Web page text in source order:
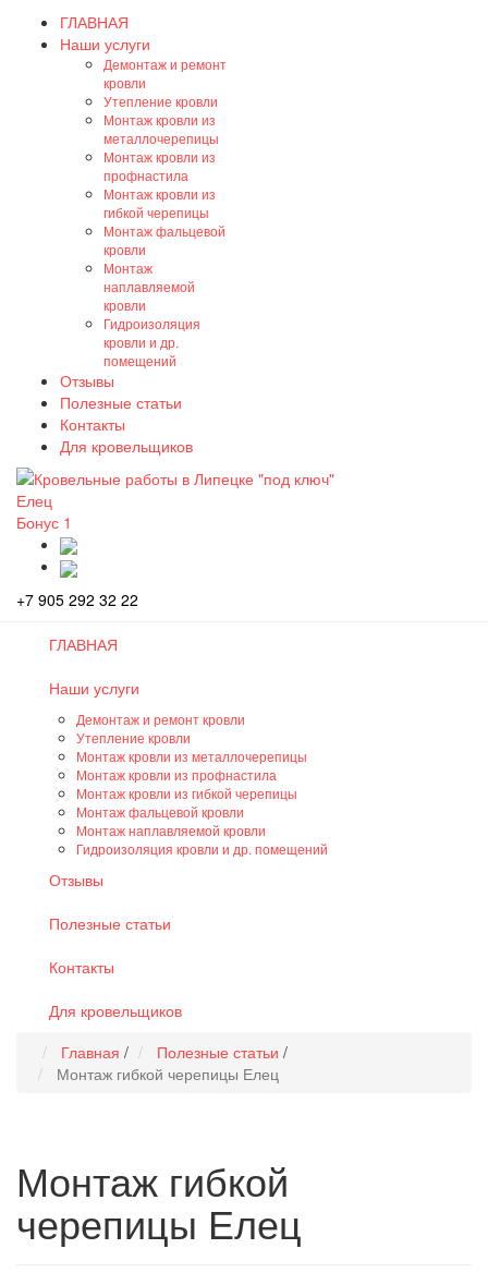
ГЛАВНАЯ
Наши услуги
Демонтаж и ремонт
кровли
Утепление кровли
Монтаж кровли из
металлочерепицы
Монтаж кровли из
профнастила
Монтаж кровли из
гибкой черепицы
Монтаж фальцевой
кровли
Монтаж
наплавляемой
кровли
Гидроизоляция
кровли и др.
помещений
Отзывы
Полезные статьи
Контакты
Для кровельщиков
Елец
Бонус 1
+7 905 292 32 22
ГЛАВНАЯ
Наши услуги
Демонтаж и ремонт кровли
Утепление кровли
Монтаж кровли из металлочерепицы
Монтаж кровли из профнастила
Монтаж кровли из гибкой черепицы
Монтаж фальцевой кровли
Монтаж наплавляемой кровли
Гидроизоляция кровли и др. помещений
Отзывы
Полезные статьи
Контакты
Для кровельщиков
Главная / Полезные статьи /
Монтаж гибкой черепицы Елец
Монтаж гибкой
черепицы Елец